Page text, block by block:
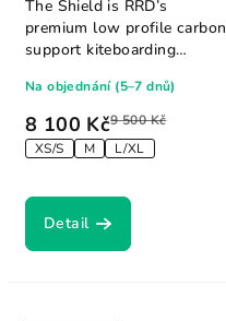
8 100 Kč9 500 Kč
XS/S
M L/XL
Na objednání (5–7 dnů)
Detail
The Shield is RRD’s
premium low profile carbon
support kiteboarding